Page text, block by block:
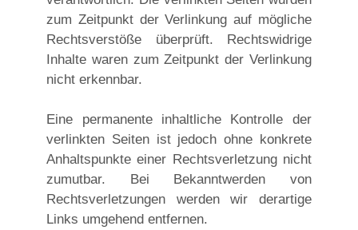
zum Zeitpunkt der Verlinkung auf mögliche
Rechtsverstöße überprüft. Rechtswidrige
Inhalte waren zum Zeitpunkt der Verlinkung
nicht erkennbar.
Eine permanente inhaltliche Kontrolle der
verlinkten Seiten ist jedoch ohne konkrete
Anhaltspunkte einer Rechtsverletzung nicht
zumutbar. Bei Bekanntwerden von
Rechtsverletzungen werden wir derartige
Links umgehend entfernen.